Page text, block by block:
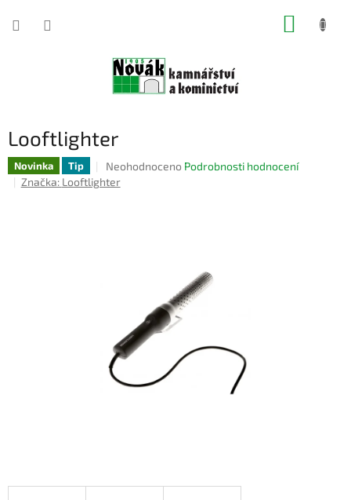
Looftlighter
Novinka Tip
Průměrné
hodnocení
Neohodnoceno Podrobnosti hodnocení
Značka: Looftlighter